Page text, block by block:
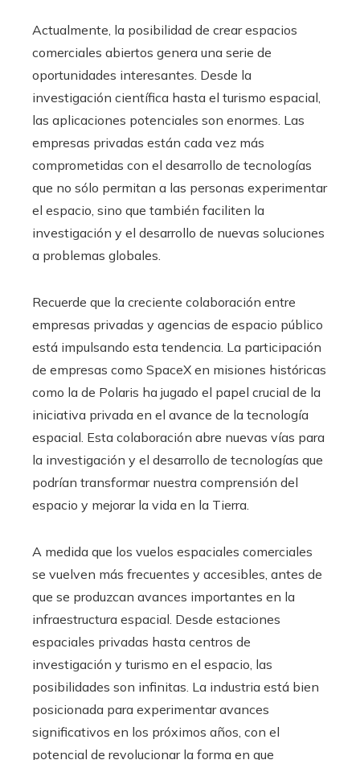
Actualmente, la posibilidad de crear espacios
comerciales abiertos genera una serie de
oportunidades interesantes. Desde la
investigación científica hasta el turismo espacial,
las aplicaciones potenciales son enormes. Las
empresas privadas están cada vez más
comprometidas con el desarrollo de tecnologías
que no sólo permitan a las personas experimentar
el espacio, sino que también faciliten la
investigación y el desarrollo de nuevas soluciones
a problemas globales.
Recuerde que la creciente colaboración entre
empresas privadas y agencias de espacio público
está impulsando esta tendencia. La participación
de empresas como SpaceX en misiones históricas
como la de Polaris ha jugado el papel crucial de la
iniciativa privada en el avance de la tecnología
espacial. Esta colaboración abre nuevas vías para
la investigación y el desarrollo de tecnologías que
podrían transformar nuestra comprensión del
espacio y mejorar la vida en la Tierra.
A medida que los vuelos espaciales comerciales
se vuelven más frecuentes y accesibles, antes de
que se produzcan avances importantes en la
infraestructura espacial. Desde estaciones
espaciales privadas hasta centros de
investigación y turismo en el espacio, las
posibilidades son infinitas. La industria está bien
posicionada para experimentar avances
significativos en los próximos años, con el
potencial de revolucionar la forma en que